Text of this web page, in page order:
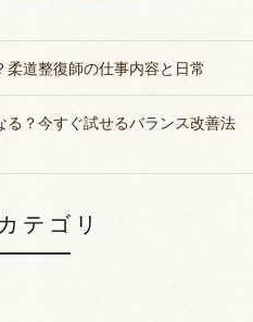
柔道整復師の仕事内容と日常
る？今すぐ試せるバランス改善法
テゴリ